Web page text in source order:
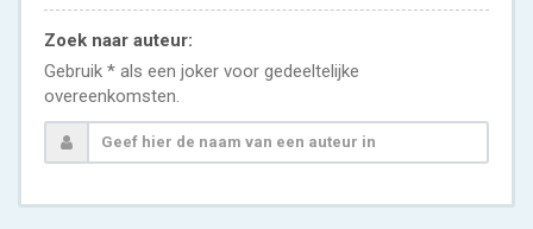
Zoek naar auteur:
Gebruik * als een joker voor gedeeltelijke
overeenkomsten.